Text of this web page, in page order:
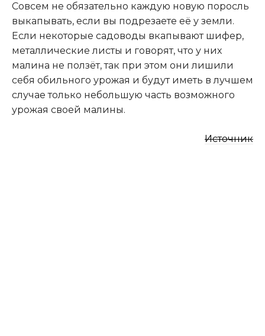
Совсем не обязательно каждую новую поросль
выкапывать, если вы подрезаете её у земли.
Если некоторые садоводы вкапывают шифер,
металлические листы и говорят, что у них
малина не ползёт, так при этом они лишили
себя обильного урожая и будут иметь в лучшем
случае только небольшую часть возможного
урожая своей малины.
Источник